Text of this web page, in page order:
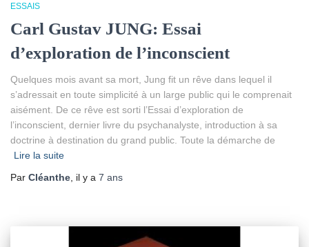
ESSAIS
Carl Gustav JUNG: Essai
d’exploration de l’inconscient
Quelques mois avant sa mort, Jung fit un rêve dans lequel il
s’adressait en toute simplicité à un large public qui le comprenait
aisément. De ce rêve est sorti l’Essai d’exploration de
l’inconscient, dernier livre du psychanalyste, introduction à sa
doctrine à destination du grand public. Toute la démarche de
Lire la suite
Par Cléanthe , il y a 7 ans